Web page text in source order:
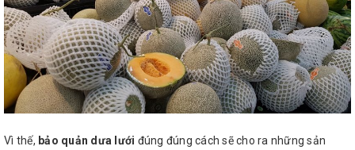
Vì thế, bảo quản dưa lưới đúng đúng cách sẽ cho ra những sản